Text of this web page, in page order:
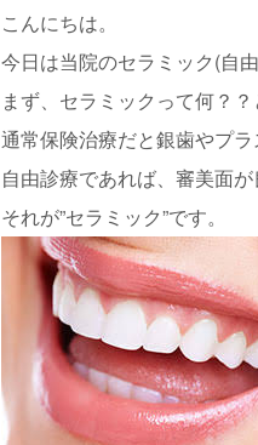
こんにちは。
今日は当院のセラミック(自
まず、セラミックって何？？
通常保険治療だと銀歯やプ
自由診療であれば、審美面
それが”セラミック”です。